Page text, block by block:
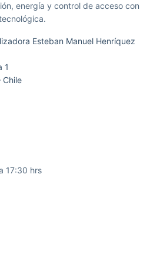
energía y control de acceso con
Esteban Manuel Henríquez
1
Chile
17:30 hrs